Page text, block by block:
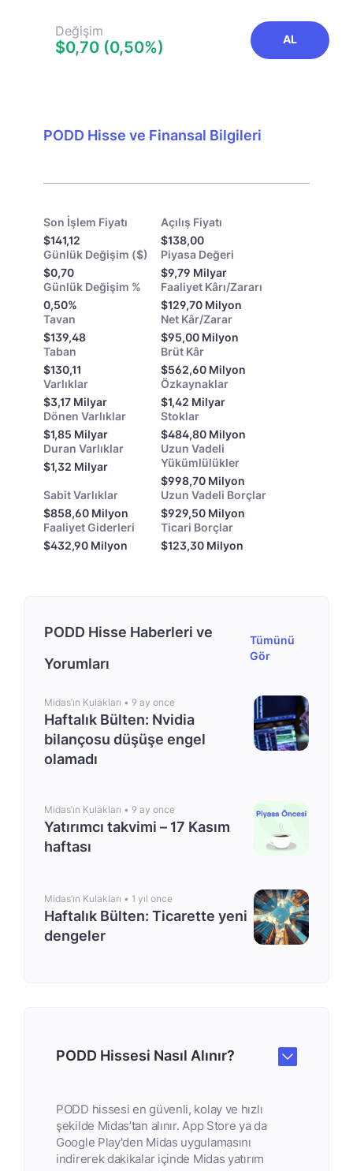
Değişim
$0,70 (0,50%) AL
PODD Hisse ve Finansal Bilgileri
Son İşlem Fiyatı
$141,12
Açılış Fiyatı
$138,00
Günlük Değişim ($)
$0,70
Piyasa Değeri
$9,79 Milyar
Günlük Değişim %
0,50%
Faaliyet Kârı/Zararı
$129,70 Milyon
Tavan
$139,48
Net Kâr/Zarar
$95,00 Milyon
Taban
$130,11
Brüt Kâr
$562,60 Milyon
Varlıklar
$3,17 Milyar
Özkaynaklar
$1,42 Milyar
Dönen Varlıklar
$1,85 Milyar
Stoklar
$484,80 Milyon
Duran Varlıklar
$1,32 Milyar
Uzun Vadeli
Yükümlülükler
$998,70 Milyon
Sabit Varlıklar
$858,60 Milyon
Uzun Vadeli Borçlar
$929,50 Milyon
Faaliyet Giderleri
$432,90 Milyon
Ticari Borçlar
$123,30 Milyon
PODD Hisse Haberleri ve
Yorumları
Tümünü
Gör
Midas’ın Kulakları • 9 ay once
Haftalık Bülten: Nvidia
bilançosu düşüşe engel
olamadı
Midas’ın Kulakları • 9 ay once
Yatırımcı takvimi – 17 Kasım
haftası
Midas’ın Kulakları • 1 yıl once
Haftalık Bülten: Ticarette yeni
dengeler
PODD Hissesi Nasıl Alınır?
PODD hissesi en güvenli, kolay ve hızlı
şekilde Midas’tan alınır. App Store ya da
Google Play'den Midas uygulamasını
indirerek dakikalar içinde Midas yatırım